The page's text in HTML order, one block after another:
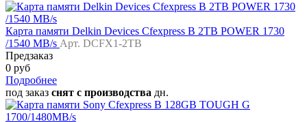
Карта памяти Delkin Devices Cfexpress B 2TB POWER 1730
/1540 MB/s Арт. DCFX1-2TB
Предзаказ
0 руб
Подробнее
под заказ снят с производства дн.